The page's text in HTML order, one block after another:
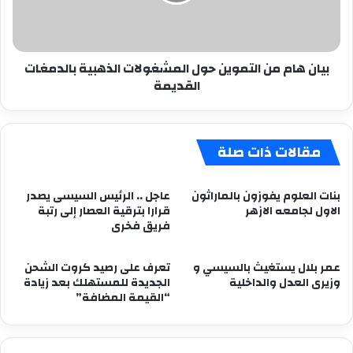
القديمة
بيان هام من التموين حول المشغولات الذهبية بالدمغات
القديمة
مقالات ذات صلة
بنات العلوم يفوزون بالماراثون
الاول لجامعه الازهر
عاجل .. الرئيس السيسى يصدر
قرارا بترقية العصار إلى رتبة
فريق فخرى
عمر بلال يستغيث بالسيسي و
وزيرى العدل والداخلية
تعرف على رصيد كروت الشحن
الجديدة للمستهلك بعد زيادة
“القيمة المضافة”